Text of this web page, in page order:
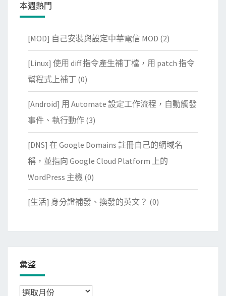
本週熱門
[MOD] 自己安裝與設定中華電信 MOD (2)
[Linux] 使用 diff 指令產生補丁檔，用 patch 指令
幫程式上補丁 (0)
[Android] 用 Automate 設定工作流程，自動觸發
事件、執行動作 (3)
[DNS] 在 Google Domains 註冊自己的網域名
稱，並指向 Google Cloud Platform 上的
WordPress 主機 (0)
[生活] 身分證補發、換發的英文？ (0)
彙整
彙